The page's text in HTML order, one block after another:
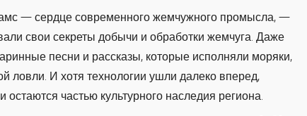
— сердце современного жемчужного промысла, —
свои секреты добычи и обработки жемчуга. Даже
песни и рассказы, которые исполняли моряки,
И хотя технологии ушли далеко вперед,
частью культурного наследия региона.